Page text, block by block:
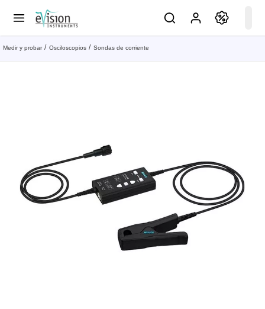
Medir y probar Osciloscopios Sondas de corriente